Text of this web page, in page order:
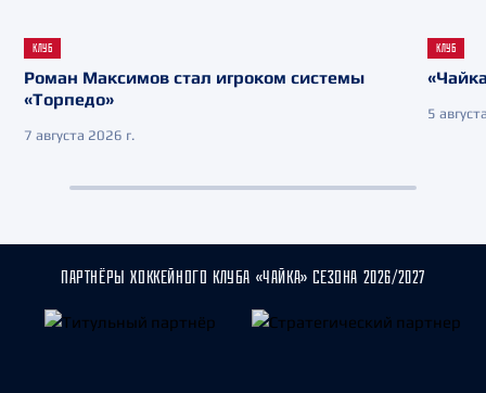
КЛУБ
Роман Максимов стал игроком системы
«Торпедо»
7 августа 2026 г.
КЛУБ
5
ПАРТНЁРЫ ХОККЕЙНОГО КЛУБА «ЧАЙКА» СЕЗОНА 2026/2027